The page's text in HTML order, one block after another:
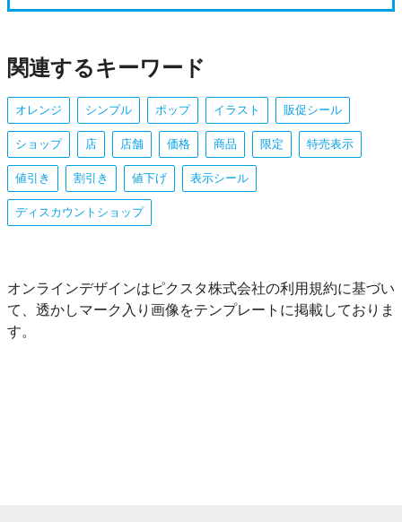
関連するキーワード
オレンジ シンプル ポップ イラスト 販促シール
ショップ 店 店舗 価格 商品 限定 特売表示
値引き 割引き 値下げ 表示シール
ディスカウントショップ
オンラインデザインはピクスタ株式会社の利用規約に基づい
て、透かしマーク入り画像をテンプレートに掲載しておりま
す。